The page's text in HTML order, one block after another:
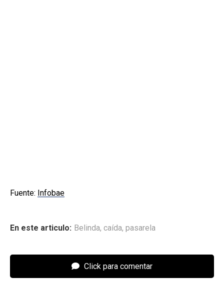
Fuente: Infobae
En este articulo: Belinda, caída, pasarela
Click para comentar